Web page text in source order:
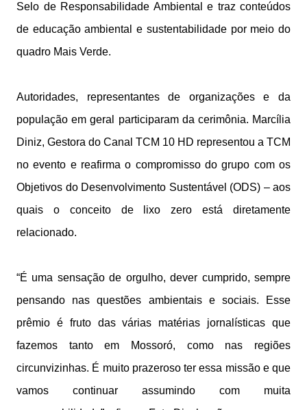
Selo de Responsabilidade Ambiental e traz conteúdos
de educação ambiental e sustentabilidade por meio do
quadro Mais Verde.
Autoridades, representantes de organizações e da
população em geral participaram da cerimônia. Marcília
Diniz, Gestora do Canal TCM 10 HD representou a TCM
no evento e reafirma o compromisso do grupo com os
Objetivos do Desenvolvimento Sustentável (ODS) – aos
quais o conceito de lixo zero está diretamente
relacionado.
“É uma sensação de orgulho, dever cumprido, sempre
pensando nas questões ambientais e sociais. Esse
prêmio é fruto das várias matérias jornalísticas que
fazemos tanto em Mossoró, como nas regiões
circunvizinhas. É muito prazeroso ter essa missão e que
vamos continuar assumindo com muita